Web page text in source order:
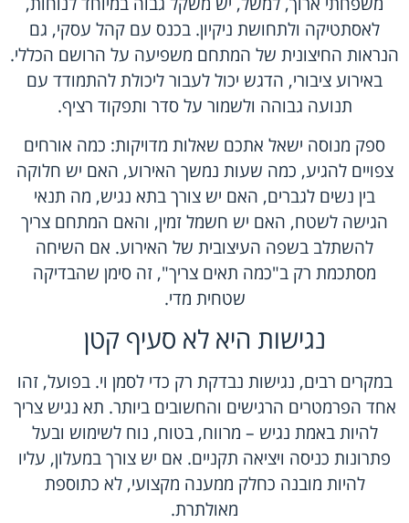
לאסתטיקה ולתחושת ניקיון. בכנס עם קהל עסקי, גם
הנראות החיצונית של המתחם משפיעה על הרושם הכללי.
באירוע ציבורי, הדגש יכול לעבור ליכולת להתמודד עם
תנועה גבוהה ולשמור על סדר ותפקוד רציף.
ספק מנוסה ישאל אתכם שאלות מדויקות: כמה אורחים
צפויים להגיע, כמה שעות נמשך האירוע, האם יש חלוקה
בין נשים לגברים, האם יש צורך בתא נגיש, מה תנאי
הגישה לשטח, האם יש חשמל זמין, והאם המתחם צריך
להשתלב בשפה העיצובית של האירוע. אם השיחה
מסתכמת רק ב"כמה תאים צריך", זה סימן שהבדיקה
שטחית מדי.
נגישות היא לא סעיף קטן
במקרים רבים, נגישות נבדקת רק כדי לסמן וי. בפועל, זהו
אחד הפרמטרים הרגישים והחשובים ביותר. תא נגיש צריך
להיות באמת נגיש – מרווח, בטוח, נוח לשימוש ובעל
פתרונות כניסה ויציאה תקניים. אם יש צורך במעלון, עליו
להיות מובנה כחלק ממענה מקצועי, לא כתוספת
מאולתרת.